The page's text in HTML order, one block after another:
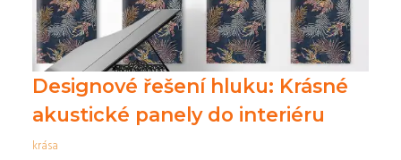
Designové řešení hluku: Krásné
akustické panely do interiéru
krása